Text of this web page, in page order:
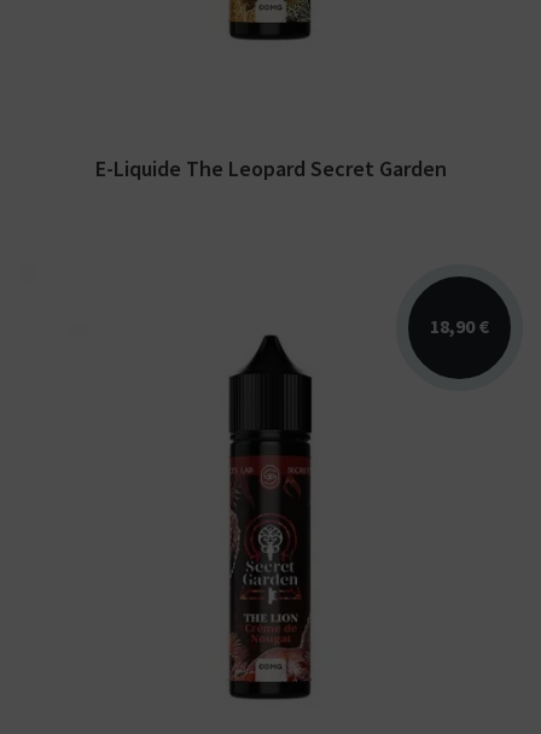
E-Liquide The Leopard Secret Garden
18,90 €
Arômes : crème de nougat. E-liquide Secret
Garden. Disponible en 50 ml sans nicotine